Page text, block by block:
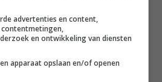
van wordt’
advertenties en content,
en ontwikkeling van diensten
apparaat opslaan en/of openen